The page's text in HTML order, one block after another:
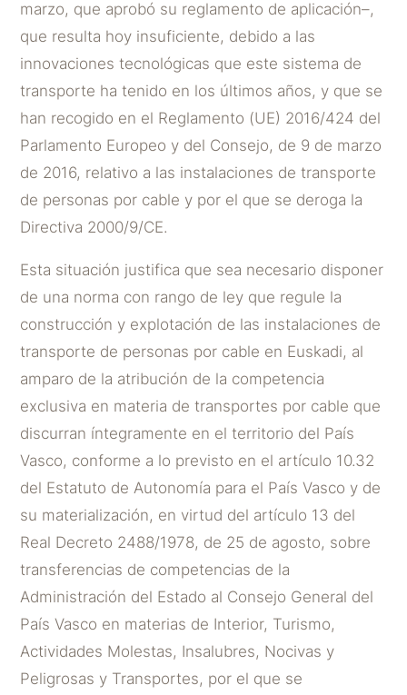
marzo, que aprobó su reglamento de aplicación–,
que resulta hoy insuficiente, debido a las
innovaciones tecnológicas que este sistema de
transporte ha tenido en los últimos años, y que se
han recogido en el Reglamento (UE) 2016/424 del
Parlamento Europeo y del Consejo, de 9 de marzo
de 2016, relativo a las instalaciones de transporte
de personas por cable y por el que se deroga la
Directiva 2000/9/CE.
Esta situación justifica que sea necesario disponer
de una norma con rango de ley que regule la
construcción y explotación de las instalaciones de
transporte de personas por cable en Euskadi, al
amparo de la atribución de la competencia
exclusiva en materia de transportes por cable que
discurran íntegramente en el territorio del País
Vasco, conforme a lo previsto en el artículo 10.32
del Estatuto de Autonomía para el País Vasco y de
su materialización, en virtud del artículo 13 del
Real Decreto 2488/1978, de 25 de agosto, sobre
transferencias de competencias de la
Administración del Estado al Consejo General del
País Vasco en materias de Interior, Turismo,
Actividades Molestas, Insalubres, Nocivas y
Peligrosas y Transportes, por el que se